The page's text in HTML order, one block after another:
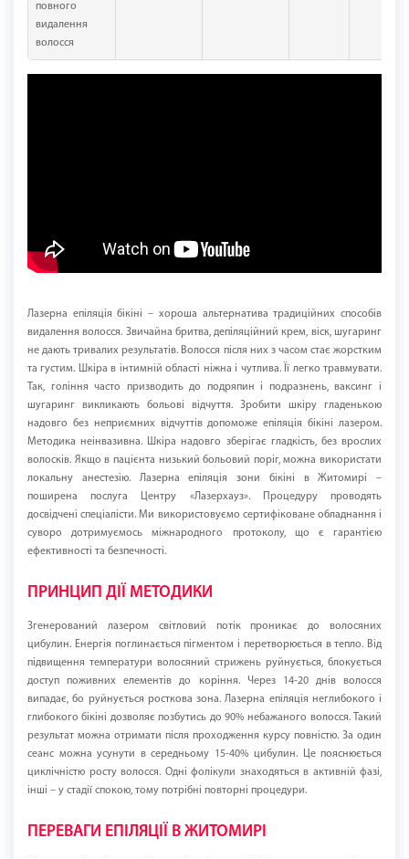
повного
видалення
волосся
Лазерна епіляція бікіні – хороша альтернатива традиційних способів
видалення волосся. Звичайна бритва, депіляційний крем, віск, шугаринг
не дають тривалих результатів. Волосся після них з часом стає жорстким
та густим. Шкіра в інтимній області ніжна і чутлива. Її легко травмувати.
Так, гоління часто призводить до подряпин і подразнень, ваксинг і
шугаринг викликають больові відчуття. Зробити шкіру гладенькою
надовго без неприємних відчуттів допоможе епіляція бікіні лазером.
Методика неінвазивна. Шкіра надовго зберігає гладкість, без врослих
волосків. Якщо в пацієнта низький больовий поріг, можна використати
локальну анестезію. Лазерна епіляція зони бікіні в Житомирі –
поширена послуга Центру «Лазерхауз». Процедуру проводять
досвідчені спеціалісти. Ми використовуємо сертифіковане обладнання і
суворо дотримуємось міжнародного протоколу, що є гарантією
ефективності та безпечності.
ПРИНЦИП ДІЇ МЕТОДИКИ
Згенерований лазером світловий потік проникає до волосяних
цибулин. Енергія поглинається пігментом і перетворюється в тепло. Від
підвищення температури волосяний стрижень руйнується, блокується
доступ поживних елементів до коріння. Через 14-20 днів волосся
випадає, бо руйнується росткова зона. Лазерна епіляція неглибокого і
глибокого бікіні дозволяє позбутись до 90% небажаного волосся. Такий
результат можна отримати після проходження курсу повністю. За один
сеанс можна усунути в середньому 15-40% цибулин. Це пояснюється
циклічністю росту волосся. Одні фолікули знаходяться в активній фазі,
інші – у стадії спокою, тому потрібні повторні процедури.
ПЕРЕВАГИ ЕПІЛЯЦІЇ В ЖИТОМИРІ